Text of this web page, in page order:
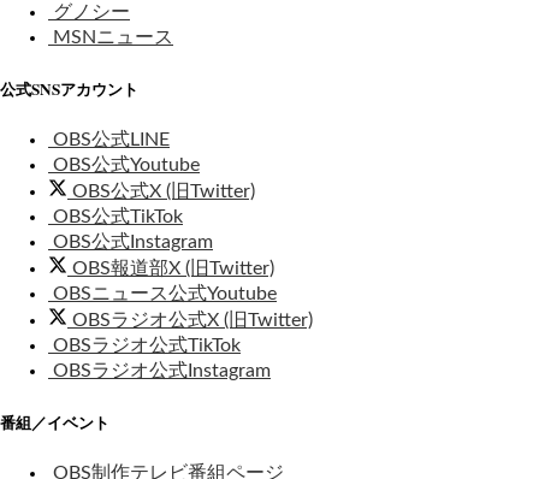
グノシー
MSNニュース
公式SNSアカウント
OBS公式LINE
OBS公式Youtube
OBS公式X (旧Twitter)
OBS公式TikTok
OBS公式Instagram
OBS報道部X (旧Twitter)
OBSニュース公式Youtube
OBSラジオ公式X (旧Twitter)
OBSラジオ公式TikTok
OBSラジオ公式Instagram
番組／イベント
OBS制作テレビ番組ページ